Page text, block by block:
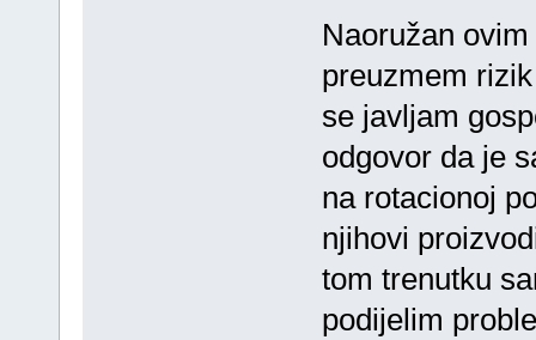
Naoružan
preuzmem
se javljam
odgovor da je
na rotacionoj
njihovi
tom trenutku
podijelim